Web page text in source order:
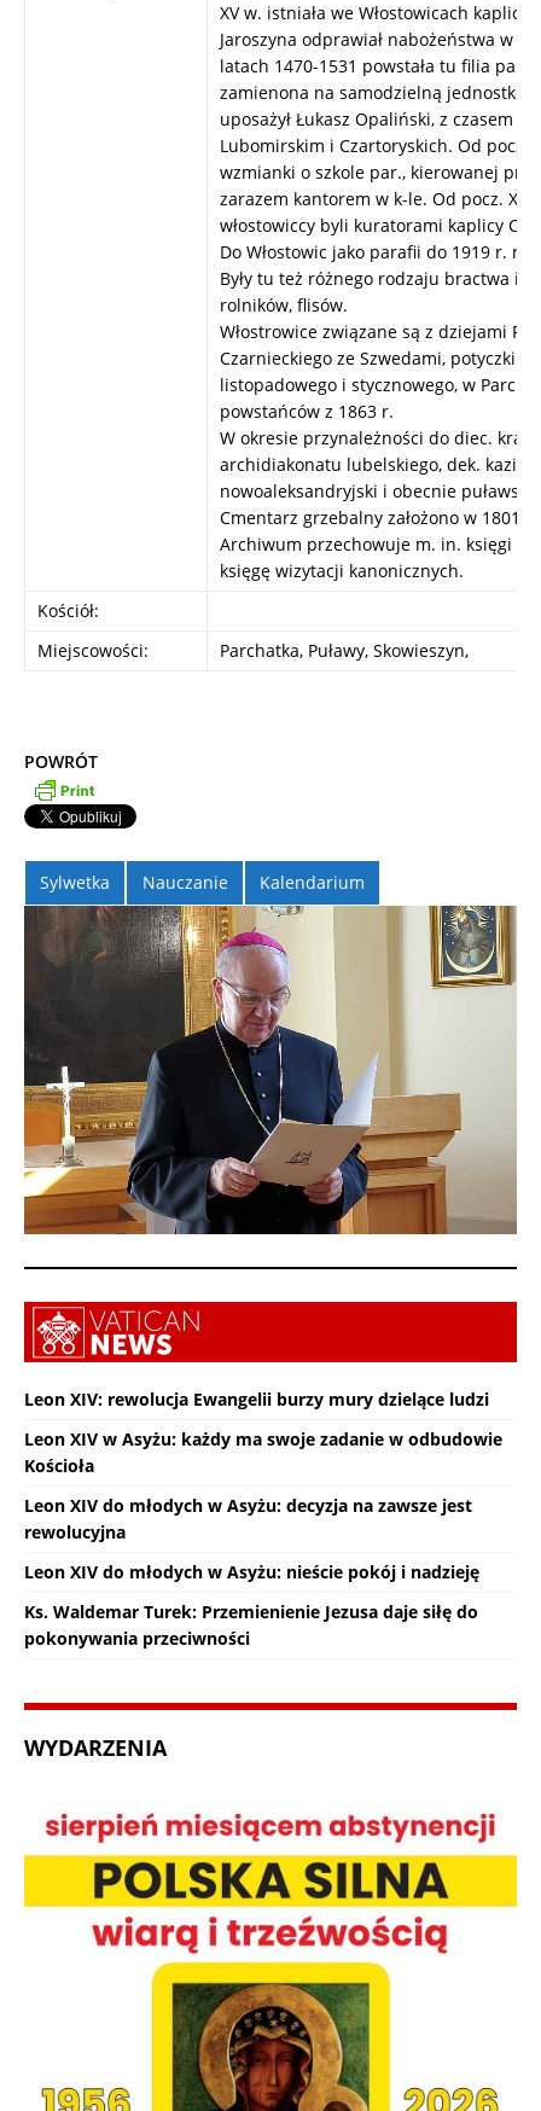
XV w. istniała we Włostowicach
Jaroszyna odprawiał nabożeństwa w
latach 1470-1531 powstała tu filia par.
zamienona na samodzielną jednostkę
uposażył Łukasz Opaliński, z czasem
Lubomirskim i Czartoryskich. Od pocz.
wzmianki o szkole par., kierowanej
zarazem kantorem w k-le. Od pocz.
włostowiccy byli kuratorami kaplicy
Do Włostowic jako parafii do 1919 r.
Były tu też różnego rodzaju bractwa i
rolników, flisów.
Włostrowice związane są z dziejami
Czarnieckiego ze Szwedami, potyczki z
listopadowego i stycznowego, w
powstańców z 1863 r.
W okresie przynależności do diec. krak.
archidiakonatu lubelskiego, dek.
nowoaleksandryjski i obecnie puławski.
Cmentarz grzebalny założono w 1801 r.
Archiwum przechowuje m. in. księgi
księgę wizytacji kanonicznych.
Kościół:
Miejscowości:
Parchatka, Puławy, Skowieszyn,
POWRÓT
Sylwetka Nauczanie Kalendarium
Leon XIV: rewolucja Ewangelii burzy mury dzielące ludzi
Leon XIV w Asyżu: każdy ma swoje zadanie w odbudowie
Kościoła
Leon XIV do młodych w Asyżu: decyzja na zawsze jest
rewolucyjna
Leon XIV do młodych w Asyżu: nieście pokój i nadzieję
Ks. Waldemar Turek: Przemienienie Jezusa daje siłę do
pokonywania przeciwności
WYDARZENIA